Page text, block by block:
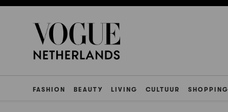
FASHION BEAUTY LIVING CULTUUR SHOPPING